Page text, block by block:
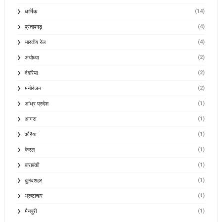
धार्मिक (14)
प्रतापगढ़ (4)
भारतीय रेल (4)
अयोध्या (2)
देवरिया (2)
मनोरंजन (2)
आंध्र प्रदेश (1)
आगरा (1)
औरैया (1)
केरल (1)
बाराबंकी (1)
बुलंदशहर (1)
भ्रष्टाचार (1)
मैनपुरी (1)